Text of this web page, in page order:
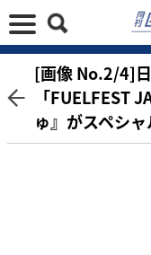
[画像 No.2/4]
「FUELFEST
ゅ』がスペシャ